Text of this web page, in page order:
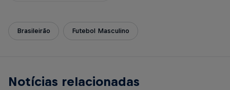
Brasileirão Futebol Masculino
Notícias relacionadas